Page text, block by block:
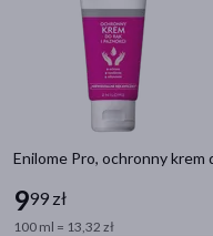
Enilome Pro, ochronny krem
999 zł
100 ml = 13,32 zł